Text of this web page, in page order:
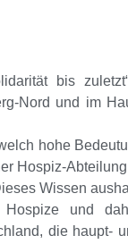
bis
Nord und im
hohe
Hospiz-
Wissen
Hospize und
die haupt-